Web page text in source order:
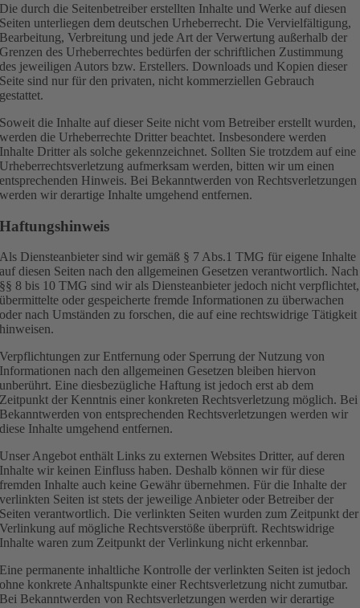
Die durch die Seitenbetreiber erstellten Inhalte und Werke auf diesen
Seiten unterliegen dem deutschen Urheberrecht. Die Vervielfältigung,
Bearbeitung, Verbreitung und jede Art der Verwertung außerhalb der
Grenzen des Urheberrechtes bedürfen der schriftlichen Zustimmung
des jeweiligen Autors bzw. Erstellers. Downloads und Kopien dieser
Seite sind nur für den privaten, nicht kommerziellen Gebrauch
gestattet.
Soweit die Inhalte auf dieser Seite nicht vom Betreiber erstellt wurden,
werden die Urheberrechte Dritter beachtet. Insbesondere werden
Inhalte Dritter als solche gekennzeichnet. Sollten Sie trotzdem auf eine
Urheberrechtsverletzung aufmerksam werden, bitten wir um einen
entsprechenden Hinweis. Bei Bekanntwerden von Rechtsverletzungen
werden wir derartige Inhalte umgehend entfernen.
Haftungshinweis
Als Diensteanbieter sind wir gemäß § 7 Abs.1 TMG für eigene Inhalte
auf diesen Seiten nach den allgemeinen Gesetzen verantwortlich. Nach
§§ 8 bis 10 TMG sind wir als Diensteanbieter jedoch nicht verpflichtet,
übermittelte oder gespeicherte fremde Informationen zu überwachen
oder nach Umständen zu forschen, die auf eine rechtswidrige Tätigkeit
hinweisen.
Verpflichtungen zur Entfernung oder Sperrung der Nutzung von
Informationen nach den allgemeinen Gesetzen bleiben hiervon
unberührt. Eine diesbezügliche Haftung ist jedoch erst ab dem
Zeitpunkt der Kenntnis einer konkreten Rechtsverletzung möglich. Bei
Bekanntwerden von entsprechenden Rechtsverletzungen werden wir
diese Inhalte umgehend entfernen.
Unser Angebot enthält Links zu externen Websites Dritter, auf deren
Inhalte wir keinen Einfluss haben. Deshalb können wir für diese
fremden Inhalte auch keine Gewähr übernehmen. Für die Inhalte der
verlinkten Seiten ist stets der jeweilige Anbieter oder Betreiber der
Seiten verantwortlich. Die verlinkten Seiten wurden zum Zeitpunkt der
Verlinkung auf mögliche Rechtsverstöße überprüft. Rechtswidrige
Inhalte waren zum Zeitpunkt der Verlinkung nicht erkennbar.
Eine permanente inhaltliche Kontrolle der verlinkten Seiten ist jedoch
ohne konkrete Anhaltspunkte einer Rechtsverletzung nicht zumutbar.
Bei Bekanntwerden von Rechtsverletzungen werden wir derartige